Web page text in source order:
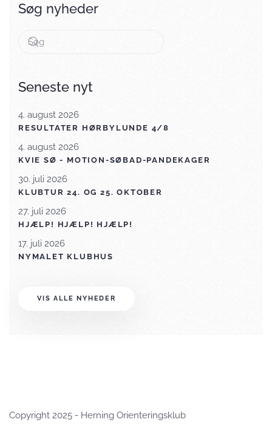
Søg nyheder
Seneste nyt
4. august 2026
RESULTATER HØRBYLUNDE 4/8
4. august 2026
KVIE SØ - MOTION-SØBAD-PANDEKAGER
30. juli 2026
KLUBTUR 24. OG 25. OKTOBER
27. juli 2026
HJÆLP! HJÆLP! HJÆLP!
17. juli 2026
NYMALET KLUBHUS
VIS ALLE NYHEDER
Copyright 2025 - Herning Orienteringsklub